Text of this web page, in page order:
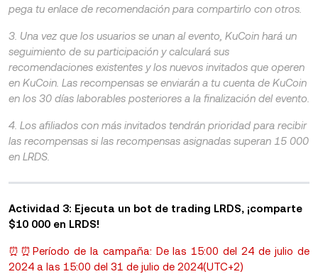
pega tu enlace de recomendación para compartirlo con otros.
3. Una vez que los usuarios se unan al evento, KuCoin hará un
seguimiento de su participación y calculará sus
recomendaciones existentes y los nuevos invitados que operen
en KuCoin. Las recompensas se enviarán a tu cuenta de KuCoin
en los 30 días laborables posteriores a la finalización del evento.
4. Los afiliados con más invitados tendrán prioridad para recibir
las recompensas si las recompensas asignadas superan 15 000
en LRDS.
Actividad 3: Ejecuta un bot de trading LRDS, ¡comparte
$10 000 en LRDS!
⏰⏰Período de la campaña: De las 15:00 del 24 de julio de
2024 a las 15:00 del 31 de julio de 2024(UTC+2)